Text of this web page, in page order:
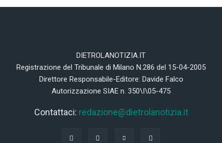
DIETROLANOTIZIA.IT
Registrazione del Tribunale di Milano N.286 del 15-04-2005
Direttore Responsabile-Editore: Davide Falco
Autorizzazione SIAE n. 350\I\05-475
Contattaci: redazione@dietrolanotizia.it